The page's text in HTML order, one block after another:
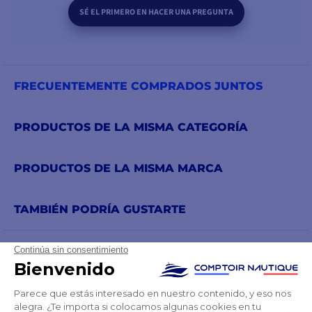
SÉ EL PRIMERO EN HACER UNA PREGUNTA
FRECUENTEMENTE COMPRADOS JUNTOS
PRODUCTOS DE LA MISMA CATEGORÍA
PRODUCTOS DE LA MISMA MARCA
TAMBIÉN PODRÍA GUSTARTE